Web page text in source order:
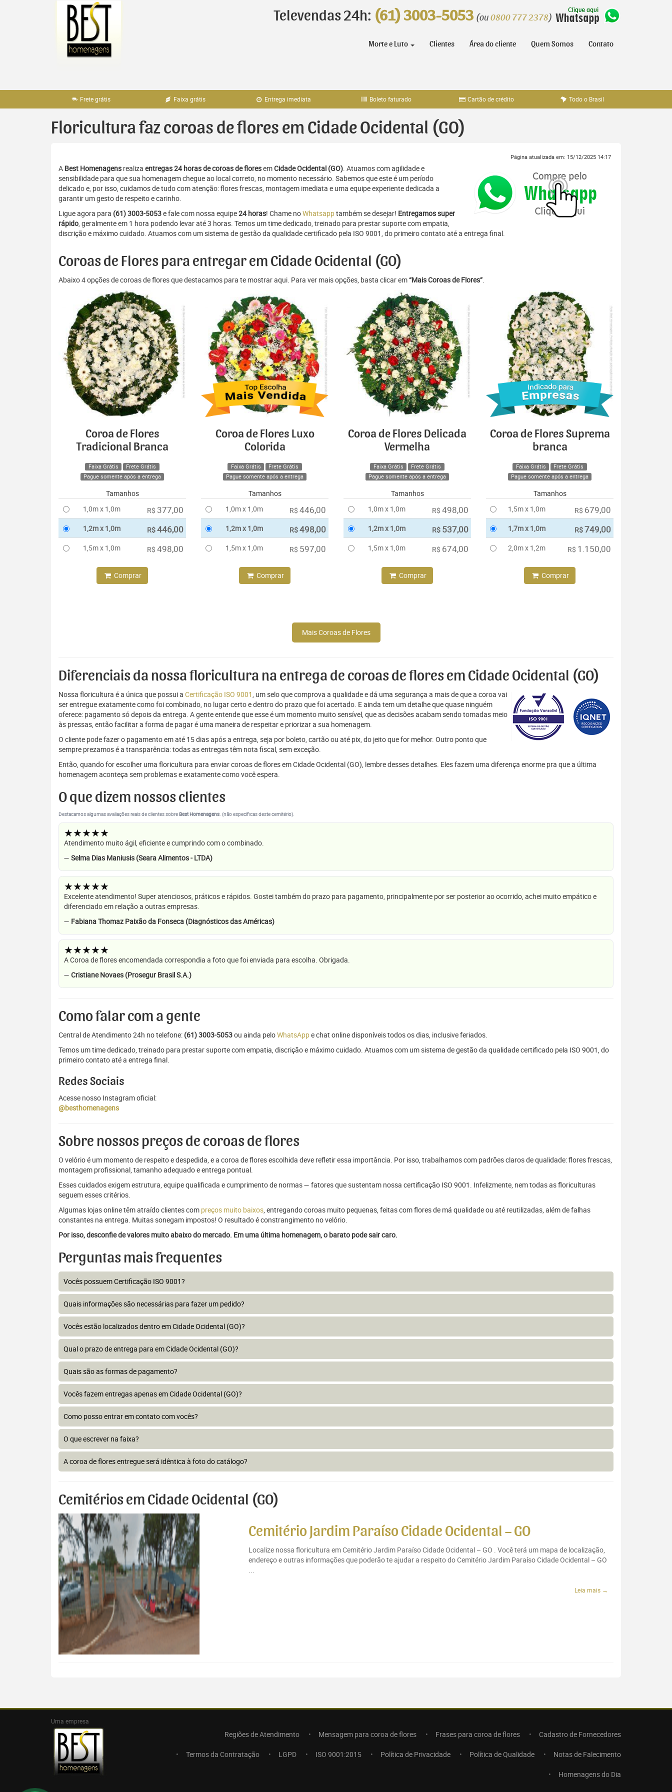
Televendas 24h: (61) 3003-5053 (ou 0800 777 2378)
Morte e Luto Clientes Área do cliente Quem Somos Contato
Frete grátis Faixa grátis Entrega imediata Boleto faturado Cartão de crédito Todo o Brasil
Floricultura faz coroas de flores em Cidade Ocidental (GO)
Página atualizada em: 15/12/2025 14:17
A Best Homenagens realiza entregas 24 horas de coroas de floresemCidade Ocidental (GO). Atuamos com agilidade e
sensibilidade para que sua homenagem chegue ao local correto, no momento necessário. Sabemos que este é um período
delicado e, por isso, cuidamos de tudo com atenção: flores frescas, montagem imediata e uma equipe experiente dedicada a
garantir um gesto de respeito e carinho.
Ligue agora para (61) 3003-5053e fale com nossa equipe24 horas! Chame noWhatsapptambém se desejar! Entregamos super
rápido, geralmente em 1 hora podendo levar até 3 horas. Temos um time dedicado, treinado para prestar suporte com empatia,
discrição e máximo cuidado. Atuamos com um sistema de gestão da qualidade certificado pela ISO 9001, do primeiro contato até a entrega final.
Coroas de Flores para entregar em Cidade Ocidental (GO)
Abaixo 4 opções de coroas de flores que destacamos para te mostrar aqui. Para ver mais opções, basta clicar em“Mais Coroas de Flores”.
Coroa de Flores
Tradicional Branca
Faixa Grátis
Frete Grátis
Pague somente após a entrega
Tamanhos
1,0m x 1,0m
R$ 377,00
1,2m x 1,0m R$446,00
1,5m x 1,0m R$ 498,00
Comprar
Coroa de Flores Luxo
Colorida
Faixa Grátis
Frete Grátis
Pague somente após a entrega
Tamanhos
1,0m x 1,0m
R$ 446,00
1,2m x 1,0m R$498,00
1,5m x 1,0m R$ 597,00
Comprar
Coroa de Flores Delicada
Vermelha
Faixa Grátis
Frete Grátis
Pague somente após a entrega
Tamanhos
1,0m x 1,0m
R$ 498,00
1,2m x 1,0m R$ 537,00
1,5m x 1,0m R$ 674,00
Comprar
Coroa de Flores Suprema
branca
Faixa Grátis
Frete Grátis
Pague somente após a entrega
Tamanhos
1,5m x 1,0m
R$ 679,00
1,7m x 1,0m R$749,00
2,0m x 1,2m R$ 1.150,00
Comprar
Mais Coroas de Flores
Diferenciais da nossa floricultura na entrega de coroas de flores em Cidade Ocidental (GO)
Nossa floricultura é a única que possui a Certificação ISO 9001, um selo que comprova a qualidade e dá uma segurança a mais de que a coroa vai
ser entregue exatamente como foi combinado, no lugar certo e dentro do prazo que foi acertado. E ainda tem um detalhe que quase ninguém
oferece: pagamento só depois da entrega. A gente entende que esse é um momento muito sensível, que as decisões acabam sendo tomadas meio
às pressas, então facilitar a forma de pagar é uma maneira de respeitar e priorizar a sua homenagem.
O cliente pode fazer o pagamento em até 15 dias após a entrega, seja por boleto, cartão ou até pix, do jeito que for melhor. Outro ponto que
sempre prezamos é a transparência: todas as entregas têm nota fiscal, sem exceção.
Então, quando for escolher uma floricultura para enviar coroas de flores em Cidade Ocidental (GO), lembre desses detalhes. Eles fazem uma diferença enorme pra que a última
homenagem aconteça sem problemas e exatamente como você espera.
O que dizem nossos clientes
Destacamos algumas avaliações reais de clientes sobreBest Homenagens. (não específicas deste cemitério).
★★★★★
Atendimento muito ágil, eficiente e cumprindo com o combinado.
— Selma Dias Maniusis (Seara Alimentos - LTDA)
★★★★★
Excelente atendimento! Super atenciosos, práticos e rápidos. Gostei também do prazo para pagamento, principalmente por ser posterior ao ocorrido, achei muito empático e
diferenciado em relação a outras empresas.
— Fabiana Thomaz Paixão da Fonseca (Diagnósticos das Américas)
★★★★★
A Coroa de flores encomendada correspondia a foto que foi enviada para escolha. Obrigada.
— Cristiane Novaes (Prosegur Brasil S.A.)
Como falar com a gente
Central de Atendimento 24h no telefone: (61) 3003-5053ou ainda peloWhatsAppe chat online disponíveis todos os dias, inclusive feriados.
Temos um time dedicado, treinado para prestar suporte com empatia, discrição e máximo cuidado. Atuamos com um sistema de gestão da qualidade certificado pela ISO 9001, do
primeiro contato até a entrega final.
Redes Sociais
Acesse nosso Instagram oficial:
@besthomenagens
Sobre nossos preços de coroas de flores
O velório é um momento de respeito e despedida, e a coroa de flores escolhida deve refletir essa importância. Por isso, trabalhamos com padrões claros de qualidade: flores frescas,
montagem profissional, tamanho adequado e entrega pontual.
Esses cuidados exigem estrutura, equipe qualificada e cumprimento de normas — fatores que sustentam nossa certificação ISO 9001. Infelizmente, nem todas as floriculturas
seguem esses critérios.
Algumas lojas online têm atraído clientes com preços muito baixos, entregando coroas muito pequenas, feitas com flores de má qualidade ou até reutilizadas, além de falhas
constantes na entrega. Muitas sonegam impostos! O resultado é constrangimento no velório.
Por isso, desconfie de valores muito abaixo do mercado. Em uma última homenagem, o barato pode sair caro.
Perguntas mais frequentes
Vocês possuem Certificação ISO 9001?
Quais informações são necessárias para fazer um pedido?
Vocês estão localizados dentro em Cidade Ocidental (GO)?
Qual o prazo de entrega para em Cidade Ocidental (GO)?
Quais são as formas de pagamento?
Vocês fazem entregas apenas em Cidade Ocidental (GO)?
Como posso entrar em contato com vocês?
O que escrever na faixa?
A coroa de flores entregue será idêntica à foto do catálogo?
Cemitérios em Cidade Ocidental (GO)
Cemitério Jardim Paraíso Cidade Ocidental – GO
Localize nossa floricultura em Cemitério Jardim Paraíso Cidade Ocidental – GO . Você terá um mapa de localização,
endereço e outras informações que poderão te ajudar a respeito do Cemitério Jardim Paraíso Cidade Ocidental – GO
...
Leia mais →
Uma empresa
Regiões de Atendimento Mensagem para coroa de flores Frases para coroa de flores Cadastro de Fornecedores
Termos da Contratação LGPD ISO 9001:2015 Política de Privacidade Política de Qualidade Notas de Falecimento
Homenagens do Dia